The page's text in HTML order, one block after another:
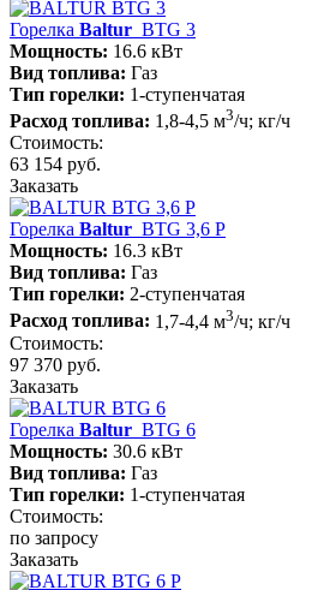
Горелка Baltur BTG 3
Мощность: 16.6 кВт
Вид топлива: Газ
Тип горелки: 1-ступенчатая
Расход топлива: 1,8-4,5 м3/ч; кг/ч
Стоимость:
63 154 руб.
Заказать
Горелка Baltur BTG 3,6 P
Мощность: 16.3 кВт
Вид топлива: Газ
Тип горелки: 2-ступенчатая
Расход топлива: 1,7-4,4 м3/ч; кг/ч
Стоимость:
97 370 руб.
Заказать
Горелка Baltur BTG 6
Мощность: 30.6 кВт
Вид топлива: Газ
Тип горелки: 1-ступенчатая
Стоимость:
по запросу
Заказать